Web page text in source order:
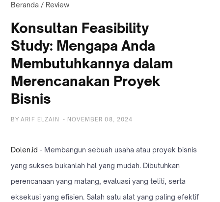
Beranda / Review
Konsultan Feasibility
Study: Mengapa Anda
Membutuhkannya dalam
Merencanakan Proyek
Bisnis
BY ARIF ELZAIN - NOVEMBER 08, 2024
Dolen.id - Membangun sebuah usaha atau proyek bisnis
yang sukses bukanlah hal yang mudah. Dibutuhkan
perencanaan yang matang, evaluasi yang teliti, serta
eksekusi yang efisien. Salah satu alat yang paling efektif